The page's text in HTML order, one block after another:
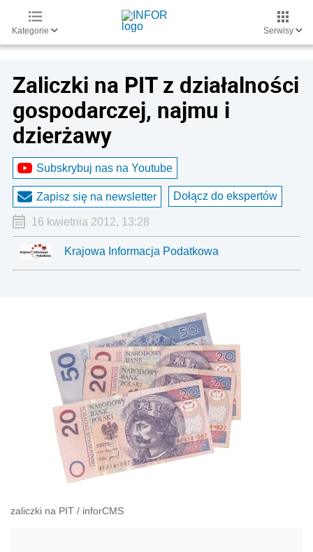
Kategorie Serwisy
Zaliczki na PIT z działalności
gospodarczej, najmu i
dzierżawy
Subskrybuj nas na Youtube
Zapisz się na newsletter Dołącz do ekspertów
16 kwietnia 2012, 13:28
Krajowa Informacja Podatkowa
zaliczki na PIT / inforCMS